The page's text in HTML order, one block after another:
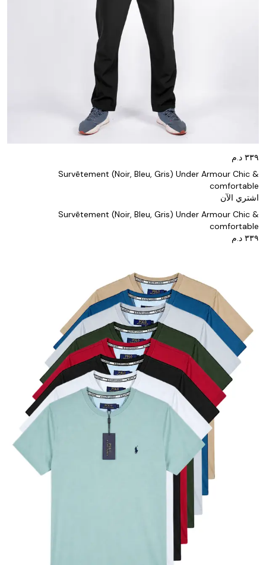
Survêtement (Noir, Bleu, Gris) Under Armour Chic &
comfortable
اشتري الآن
Survêtement (Noir, Bleu, Gris) Under Armour Chic &
comfortable